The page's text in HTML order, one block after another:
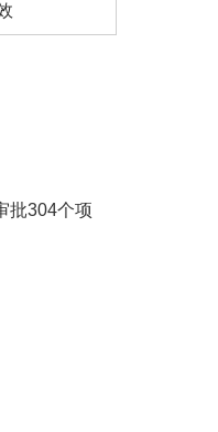
批304个项